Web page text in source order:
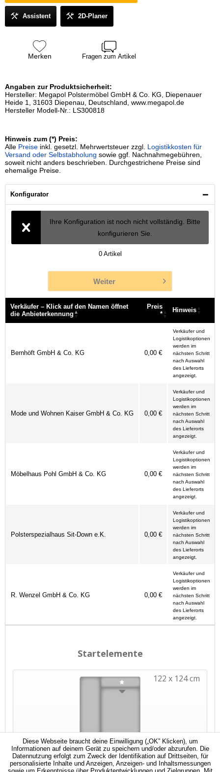
Assistent 2D-Planer
Merken Fragen zum Artikel
Angaben zur Produktsicherheit:
Hersteller: Megapol Polstermöbel GmbH & Co. KG, Diepenauer
Heide 1, 31603 Diepenau, Deutschland, www.megapol.de
Hersteller Modell-Nr.: LS300818
Hinweis zum (*) Preis:
Alle Preise inkl. gesetzl. Mehrwertsteuer zzgl. Logistikkosten für
Versand oder Selbstabholung sowie ggf. Nachnahmegebühren,
soweit nicht anders beschrieben. Durchgestrichene Preise sind
ehemalige Preise.
Konfigurator
Ihre Konfiguration ist noch nicht vollständig. Bitte
konfigurieren Sie.
0 Artikel
Weiter
Verkäufer – Klick auf den Namen öffnet
die Anbieterkennung
Preis
*
Hinweis
Bernhöft GmbH & Co. KG 0,00 €
Verkäufer und
Logistikoptionen
werden im
nächsten Schritt
nach Auswahl
des Lieferorts
angezeigt.
Mode und Wohnen Kaiser GmbH & Co. KG 0,00 €
Verkäufer und
Logistikoptionen
werden im
nächsten Schritt
nach Auswahl
des Lieferorts
angezeigt.
Möbelhaus Pohl GmbH & Co. KG 0,00 €
Verkäufer und
Logistikoptionen
werden im
nächsten Schritt
nach Auswahl
des Lieferorts
angezeigt.
Polsterspezialhaus Sit-Down e.K. 0,00 €
Verkäufer und
Logistikoptionen
werden im
nächsten Schritt
nach Auswahl
des Lieferorts
angezeigt.
R. Wenzel GmbH & Co. KG 0,00 €
Verkäufer und
Logistikoptionen
werden im
nächsten Schritt
nach Auswahl
des Lieferorts
angezeigt.
Diese Webseite braucht deine Einwilligung („OK” Klicken), um
Informationen auf deinem Gerät zu speichern und/oder abzurufen. Die
Datennutzung erfolgt zum Zweck der Identifikation auf Drittseiten, für
personalisierte Inhalte und Anzeigen, Anzeigen- und Inhaltsmessungen